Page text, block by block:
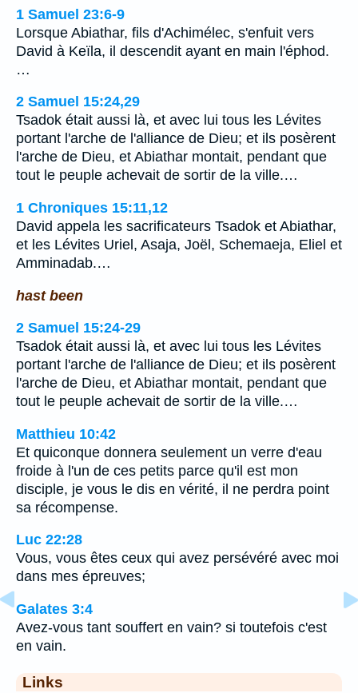
1 Samuel 23:6-9
Lorsque Abiathar, fils d'Achimélec, s'enfuit vers
David à Keïla, il descendit ayant en main l'éphod.
…
2 Samuel 15:24,29
Tsadok était aussi là, et avec lui tous les Lévites
portant l'arche de l'alliance de Dieu; et ils posèrent
l'arche de Dieu, et Abiathar montait, pendant que
tout le peuple achevait de sortir de la ville.…
1 Chroniques 15:11,12
David appela les sacrificateurs Tsadok et Abiathar,
et les Lévites Uriel, Asaja, Joël, Schemaeja, Eliel et
Amminadab.…
hast been
2 Samuel 15:24-29
Tsadok était aussi là, et avec lui tous les Lévites
portant l'arche de l'alliance de Dieu; et ils posèrent
l'arche de Dieu, et Abiathar montait, pendant que
tout le peuple achevait de sortir de la ville.…
Matthieu 10:42
Et quiconque donnera seulement un verre d'eau
froide à l'un de ces petits parce qu'il est mon
disciple, je vous le dis en vérité, il ne perdra point
sa récompense.
Luc 22:28
Vous, vous êtes ceux qui avez persévéré avec moi
dans mes épreuves;
Galates 3:4
Avez-vous tant souffert en vain? si toutefois c'est
en vain.
Links